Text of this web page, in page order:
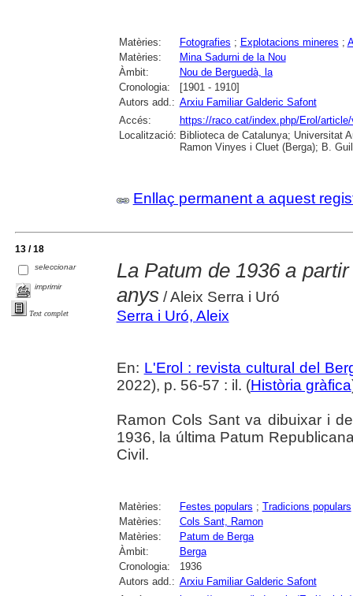
Matèries: Fotografies ; Explotacions mineres ;
Matèries:
Mina Sadurni de la Nou
Àmbit:
Nou de Berguedà, la
Cronologia:
[1901 - 1910]
Autors add.: Arxiu Familiar Galderic Safont
Accés:
https://raco.cat/index.php/Erol/
Localització: Biblioteca de Catalunya; Universitat
Ramon Vinyes i Cluet (Berga); B.
Enllaç permanent a aquest
13 / 18
seleccionar
imprimir
Text complet
La Patum de 1936 a
anys/ Aleix Serra i Uró
Serra i Uró, Aleix
En: L'Erol : revista cultural del
2022), p. 56-57 : il. (Història gràfica
Ramon Cols Sant va dibuixar i
1936, la última Patum
Civil.
Matèries: Festes populars ; Tradicions populars
Matèries:
Cols Sant, Ramon
Matèries:
Patum de Berga
Àmbit:
Berga
Cronologia:
1936
Autors add.: Arxiu Familiar Galderic Safont